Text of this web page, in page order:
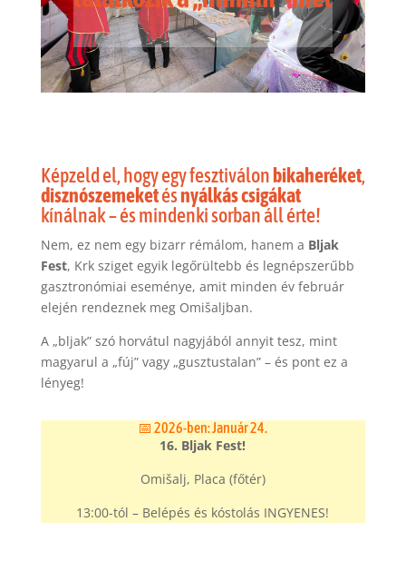
Képzeld el, hogy egy fesztiválonbikaheréket,
disznószemeketésnyálkás csigákat
kínálnak – és mindenki sorban áll érte!
Nem, ez nem egy bizarr rémálom, hanem a Bljak
Fest, Krk sziget egyik legőrültebb és legnépszerűbb
gasztronómiai eseménye, amit minden év február
elején rendeznek meg Omišaljban.
A „bljak” szó horvátul nagyjából annyit tesz, mint
magyarul a „fúj” vagy „gusztustalan” – és pont ez a
lényeg!
📅 2026-ben: Január 24.
16. Bljak Fest!
Omišalj, Placa (főtér)
13:00-tól – Belépés és kóstolás INGYENES!